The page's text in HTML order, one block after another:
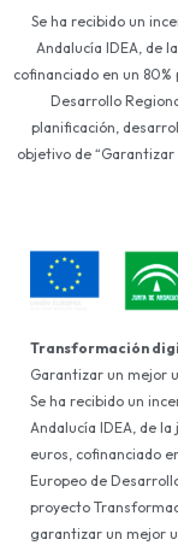
Se ha recibido un
Andalucía IDEA, de
cofinanciado en un
Desarrollo
planificación,
objetivo de
Transformación
Garantizar un mejor
Se ha recibido un
Andalucía IDEA, de
euros, cofinanciado
Europeo de
proyecto
garantizar un mejor